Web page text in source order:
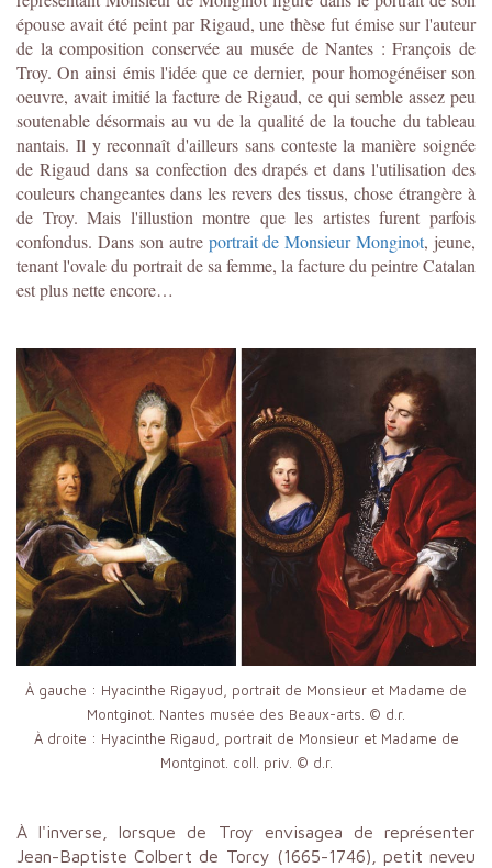
épouse avait été peint par Rigaud, une thèse fut émise sur l'auteur
de la composition conservée au musée de Nantes : François de
Troy. On ainsi émis l'idée que ce dernier, pour homogénéiser son
oeuvre, avait imitié la facture de Rigaud, ce qui semble assez peu
soutenable désormais au vu de la qualité de la touche du tableau
nantais. Il y reconnaît d'ailleurs sans conteste la manière soignée
de Rigaud dans sa confection des drapés et dans l'utilisation des
couleurs changeantes dans les revers des tissus, chose étrangère à
de Troy. Mais l'illustion montre que les artistes furent parfois
confondus. Dans son autre portrait de Monsieur Monginot, jeune,
tenant l'ovale du portrait de sa femme, la facture du peintre Catalan
est plus nette encore…
À gauche : Hyacinthe Rigayud, portrait de Monsieur et Madame de
Montginot. Nantes musée des Beaux-arts. © d.r.
À droite : Hyacinthe Rigaud, portrait de Monsieur et Madame de
Montginot. coll. priv. © d.r.
À l'inverse, lorsque de Troy envisagea de représenter
Jean-Baptiste Colbert de Torcy (1665-1746), petit neveu